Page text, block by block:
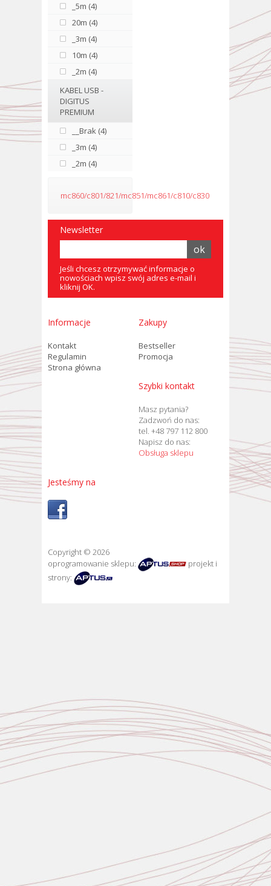
_5m (4)
20m (4)
_3m (4)
10m (4)
_2m (4)
KABEL USB -
DIGITUS
PREMIUM
__Brak (4)
_3m (4)
_2m (4)
mc860/c801/821/mc851/mc861/c810/c830
Newsletter
Jeśli chcesz otrzymywać informacje o
nowościach wpisz swój adres e-mail i
kliknij OK.
Informacje
Kontakt
Regulamin
Strona główna
Zakupy
Bestseller
Promocja
Szybki kontakt
Masz pytania?
Zadzwoń do nas:
tel. +48 797 112 800
Napisz do nas:
Obsługa sklepu
Jesteśmy na
Copyright © 2026
oprogramowanie sklepu:
projekt i
strony: